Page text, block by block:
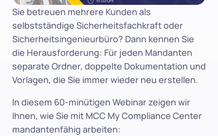
Sie betreuen mehrere Kunden als
selbstständige Sicherheitsfachkraft oder
Sicherheitsingenieurbüro? Dann kennen Sie
die Herausforderung: Für jeden Mandanten
separate Ordner, doppelte Dokumentation und
Vorlagen, die Sie immer wieder neu erstellen.
In diesem 60-minütigen Webinar zeigen wir
Ihnen, wie Sie mit MCC My Compliance Center
mandantenfähig arbeiten: